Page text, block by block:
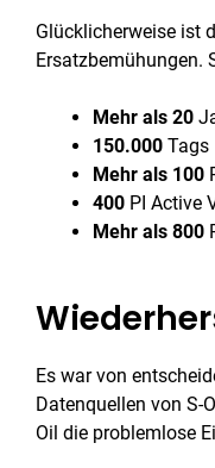
Glücklicherweise ist
Ersatzbemühungen.
Mehr als 20
150.000 Tags
Mehr als 100
400 PI Active
Mehr als 800
Es war von
Datenquellen von S-
Oil die problemlose